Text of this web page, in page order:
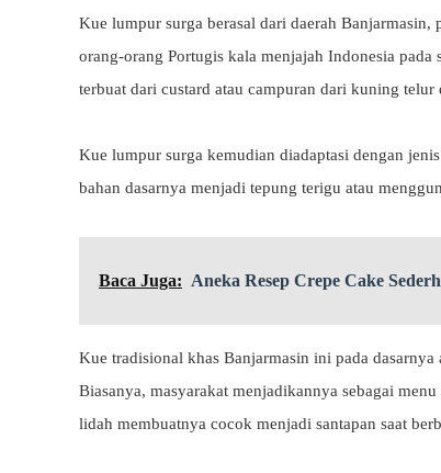
Kue lumpur surga berasal dari daerah
orang-orang Portugis kala menjajah Indonesia pada
terbuat dari custard atau campuran dari kuning telur
Kue lumpur surga kemudian diadaptasi dengan
bahan dasarnya menjadi tepung terigu atau
Baca Juga: Aneka Resep Crepe Cake
Kue tradisional khas Banjarmasin ini pada
Biasanya, masyarakat menjadikannya sebagai
lidah membuatnya cocok menjadi santapan saat